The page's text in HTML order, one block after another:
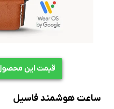
قیمت این
ساعت هوشمند فاسیل